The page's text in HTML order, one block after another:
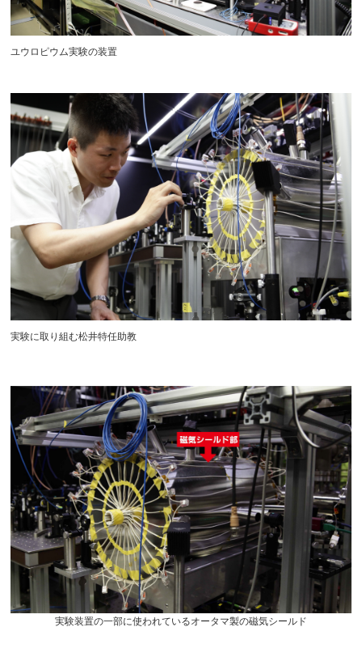
ユウロピウム実験の装置
実験に取り組む松井特任助教
実験装置の一部に使われているオータマ製の磁気シールド